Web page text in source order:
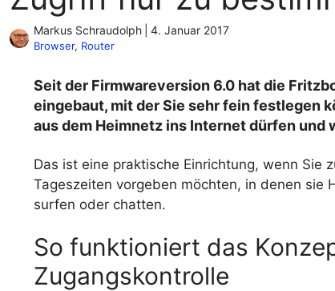
Markus Schraudolph 4. Januar 2017
Browser, Router
Seit der Firmwareversion6.0 hat die
eingebaut, mit der Sie sehr fein festlegen
aus dem Heimnetz ins Internet dürfen und
Das ist eine praktische Einrichtung, wenn Sie
Tageszeiten vorgeben möchten, in denen sie
surfen oder chatten.
So funktioniert das
Zugangskontrolle